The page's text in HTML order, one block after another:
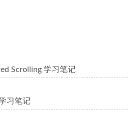
Scrolling 学习笔记
习笔记